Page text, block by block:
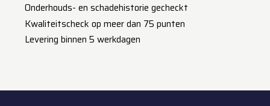
​Onderhouds- en schadehistorie gecheckt
Kwaliteitscheck op meer dan 75 punten
Levering binnen 5 werkdagen